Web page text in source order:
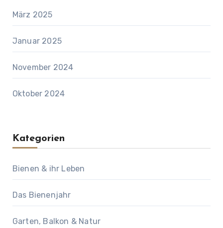
März 2025
Januar 2025
November 2024
Oktober 2024
Kategorien
Bienen & ihr Leben
Das Bienenjahr
Garten, Balkon & Natur